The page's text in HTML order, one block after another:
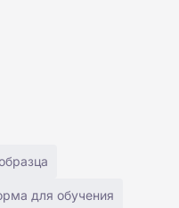
для обучения